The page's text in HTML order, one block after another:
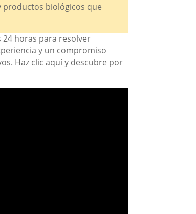
productos biológicos que
horas para resolver
y un compromiso
Haz clic aquí y descubre por